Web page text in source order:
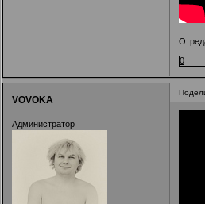
0
VOVOKA
Администратор